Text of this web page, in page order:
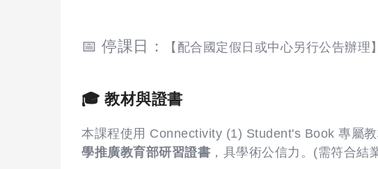
📅 停課日： 【配合國定假日或中心另行公告辦理】
🎓 教材與證書
本課程使用 Connectivity (1) Student's Book 專屬
學推廣教育部研習證書 ，具學術公信力。(需符合結